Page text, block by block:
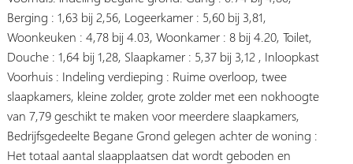
Berging : 1,63 bij 2,56, Logeerkamer : 5,60 bij 3,81,
Woonkeuken : 4,78 bij 4.03, Woonkamer : 8 bij 4.20, Toilet,
Douche : 1,64 bij 1,28, Slaapkamer : 5,37 bij 3,12 , Inloopkast
Voorhuis : Indeling verdieping : Ruime overloop, twee
slaapkamers, kleine zolder, grote zolder met een nokhoogte
van 7,79 geschikt te maken voor meerdere slaapkamers,
Bedrijfsgedeelte Begane Grond gelegen achter de woning :
Het totaal aantal slaapplaatsen dat wordt geboden en